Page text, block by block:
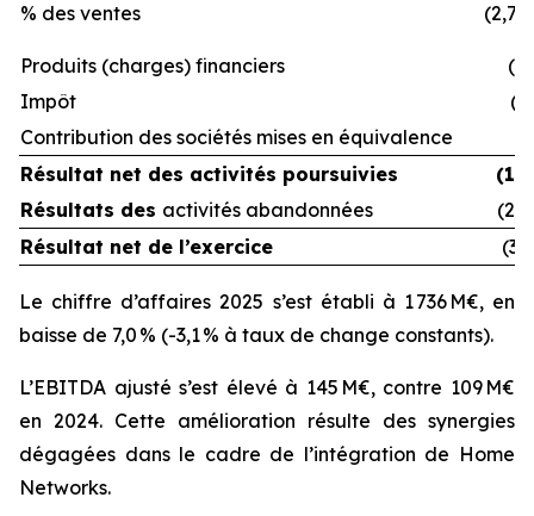
% des ventes (2,7)
Produits (charges) financiers
Impôt
Contribution des sociétés mises en équivalence
Résultat net des activités poursuivies
Résultats des activités abandonnées
Résultat net de l’exercice
Le chiffre d’affaires 2025 s’est établi à 1 736 M€, en
baisse de 7,0 % (-3,1 % à taux de change constants).
L’EBITDA ajusté s’est élevé à 145 M€, contre 109 M€
en 2024. Cette amélioration résulte des synergies
dégagées dans le cadre de l’intégration de Home
Networks.